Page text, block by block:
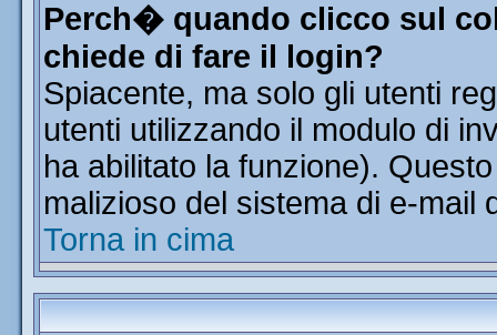
Perch� quando clicco sul
chiede di fare il login?
Spiacente, ma solo gli utenti
utenti utilizzando il modulo di
ha abilitato la funzione).
malizioso del sistema di e-mail
Torna in cima